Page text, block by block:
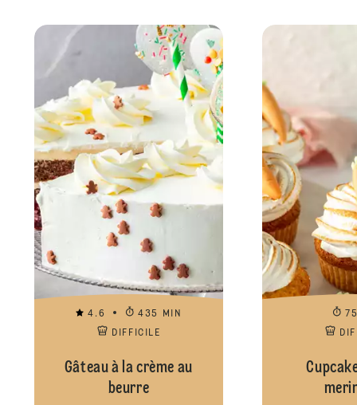
4.6
435 MIN
DIFFICILE
Gâteau à la crème au
beurre